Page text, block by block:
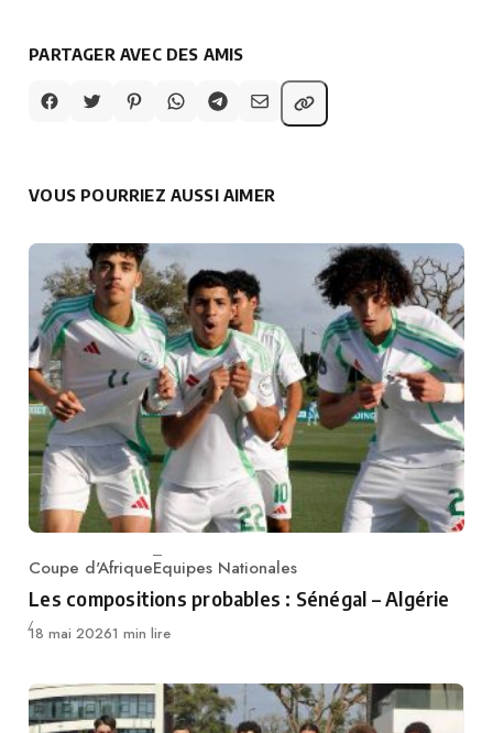
PARTAGER AVEC DES AMIS
VOUS POURRIEZ AUSSI AIMER
Category
Coupe d'AfriqueEquipes Nationales
Les compositions probables : Sénégal – Algérie
Publié
18 mai 20261 min lire